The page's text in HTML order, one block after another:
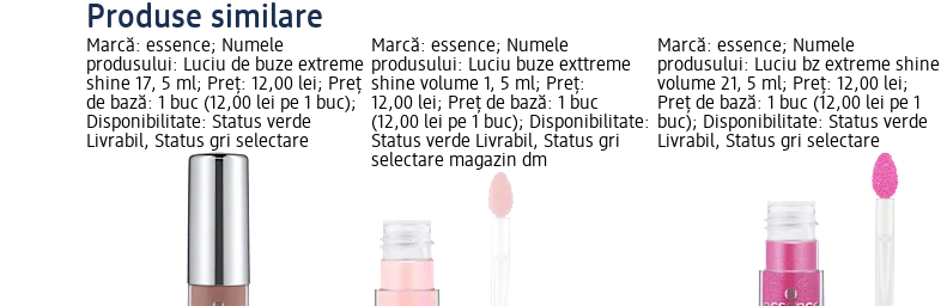
Produse similare
Marcă: essence; Numele
produsului: Luciu de buze extreme
shine 17, 5 ml; Preț: 12,00 lei; Preț
de bază: 1 buc (12,00 lei pe 1 buc);
Disponibilitate: Status verde
Livrabil, Status gri selectare
Marcă: essence; Numele
produsului: Luciu buze exttreme
shine volume 1, 5 ml; Preț:
12,00 lei; Preț de bază: 1 buc
(12,00 lei pe 1 buc); Disponibilitate:
Status verde Livrabil, Status gri
selectare magazin dm
Marcă: essence; Numele
produsului: Luciu bz extreme shine
volume 21, 5 ml; Preț: 12,00 lei;
Preț de bază: 1 buc (12,00 lei pe 1
buc); Disponibilitate: Status verde
Livrabil, Status gri selectare